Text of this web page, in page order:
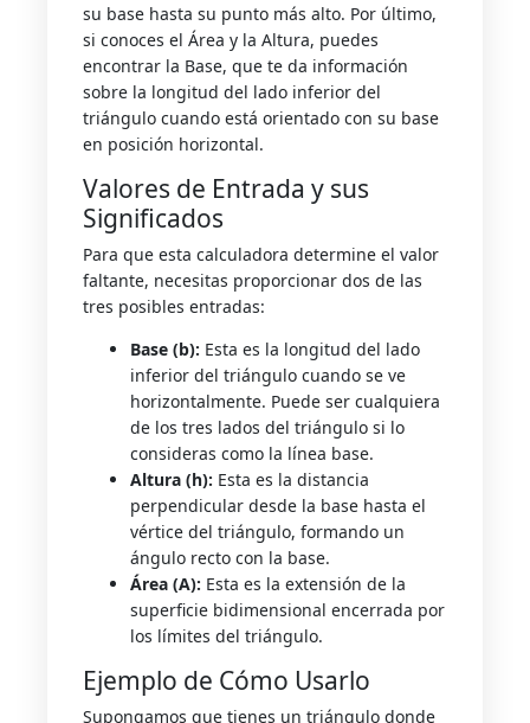
su base hasta su punto más alto. Por último,
si conoces el Área y la Altura, puedes
encontrar la Base, que te da información
sobre la longitud del lado inferior del
triángulo cuando está orientado con su base
en posición horizontal.
Valores de Entrada y sus
Significados
Para que esta calculadora determine el valor
faltante, necesitas proporcionar dos de las
tres posibles entradas:
Base (b): Esta es la longitud del lado
inferior del triángulo cuando se ve
horizontalmente. Puede ser cualquiera
de los tres lados del triángulo si lo
consideras como la línea base.
Altura (h): Esta es la distancia
perpendicular desde la base hasta el
vértice del triángulo, formando un
ángulo recto con la base.
Área (A): Esta es la extensión de la
superficie bidimensional encerrada por
los límites del triángulo.
Ejemplo de Cómo Usarlo
Supongamos que tienes un triángulo donde